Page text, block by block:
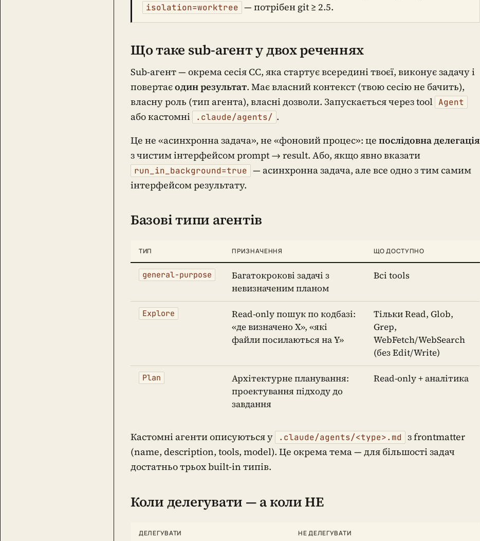
isolation=worktree — потрібен git ≥ 2.5.
Що таке sub-агент у двох реченнях
Sub-агент — окрема сесія CC, яка стартує всередині твоєї, виконує задачу і
повертаєодин результат. Має власний контекст (твою сесію не бачить),
власну роль (тип агента), власні дозволи. Запускається через tool Agent
або кастомні .claude/agents/ .
Це не «асинхронна задача», не «фоновий процес»: це послідовна делегація
з чистим інтерфейсом prompt → result. Або, якщо явно вказати
run_in_background=true — асинхронна задача, але все одно з тим самим
інтерфейсом результату.
Базові типи агентів
ТИП ПРИЗНАЧЕННЯ ЩО ДОСТУПНО
general-purpose
Багатокрокові задачі з
невизначеним планом
Всі tools
Explore
Read-only пошук по кодбазі:
«де визначено X», «які
файли посилаються на Y»
Тільки Read, Glob,
Grep,
WebFetch/WebSearch
(без Edit/Write)
Plan
Архітектурне планування:
проектування підходу до
завдання
Read-only + аналітика
Кастомні агенти описуються у .claude/agents/<type>.md
з frontmatter
(name, description, tools, model). Це окрема тема — для більшості задач
достатньо трьох built-in типів.
Коли делегувати — а коли НЕ
ДЕЛЕГУВАТИ НЕ ДЕЛЕГУВАТИ